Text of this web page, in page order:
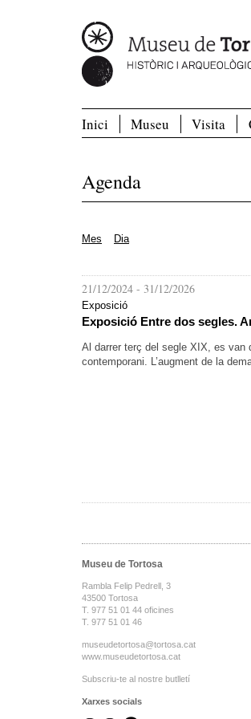
Inici Museu Visita
Agenda
Mes Dia
21/12/2024 - 31/12/2026
Exposició
Exposició Entre dos segles.
Al darrer terç del segle XIX, es van
contemporani. L’augment de la
Museu de Tortosa
Rambla Felip Pedrell, 3
43500 Tortosa
T. 977 51 01 44 oficines
T. 977 51 01 46
museudetortosa@tortosa.cat
www.museudetortosa.cat
Subscriu-te al nostre butlletí
Xarxes socials